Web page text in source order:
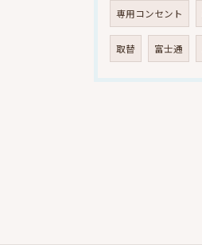
専用コンセント
取替 富士通